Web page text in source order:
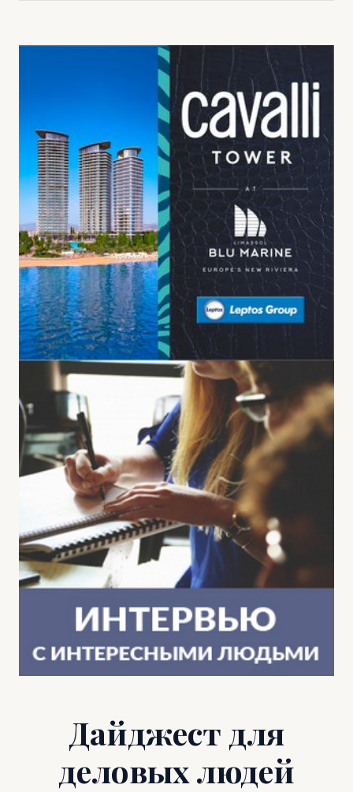
Дайджест для
деловых людей